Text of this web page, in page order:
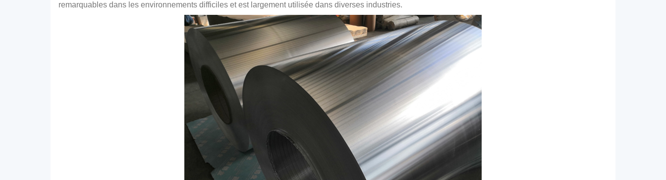
remarquables dans les environnements difficiles et est largement utilisée dans diverses industries.